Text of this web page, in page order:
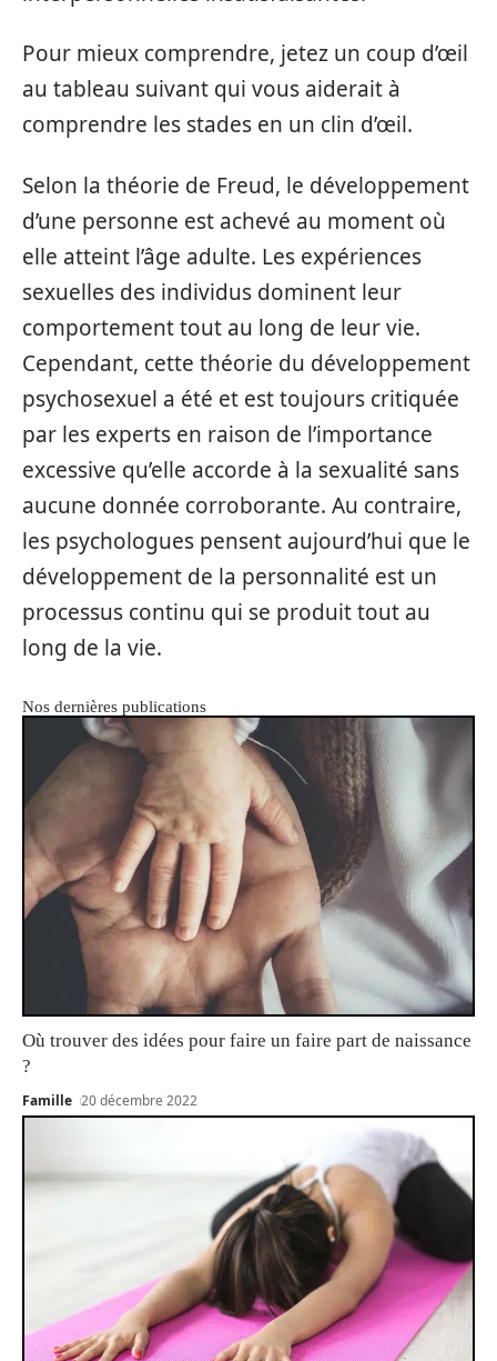
Pour mieux comprendre, jetez un coup d’œil
au tableau suivant qui vous aiderait à
comprendre les stades en un clin d’œil.
Selon la théorie de Freud, le développement
d’une personne est achevé au moment où
elle atteint l’âge adulte. Les expériences
sexuelles des individus dominent leur
comportement tout au long de leur vie.
Cependant, cette théorie du développement
psychosexuel a été et est toujours critiquée
par les experts en raison de l’importance
excessive qu’elle accorde à la sexualité sans
aucune donnée corroborante. Au contraire,
les psychologues pensent aujourd’hui que le
développement de la personnalité est un
processus continu qui se produit tout au
long de la vie.
Nos dernières publications
Où trouver des idées pour faire un faire part de naissance
?
Famille 20 décembre 2022